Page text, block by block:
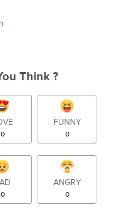
Think ?
0
FUNNY
0
0
ANGRY
0